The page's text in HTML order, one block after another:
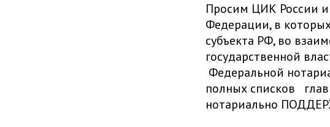
Просим ЦИК России и
Федерации, в
субъекта РФ, во
государственной
Федеральной
полных списков
нотариально